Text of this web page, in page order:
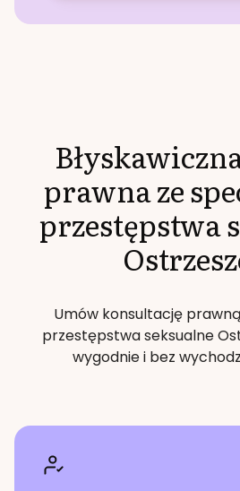
prawna ze
przestępstwa
Umów konsultację
przestępstwa seksualne
wygodnie i bez